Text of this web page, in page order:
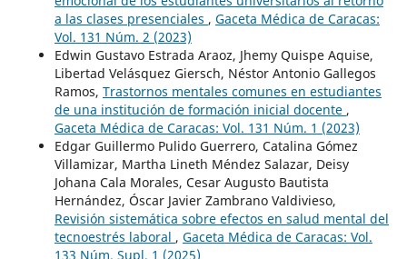
a las clases presenciales , Gaceta Médica de Caracas:
Vol. 131 Núm. 2 (2023)
Edwin Gustavo Estrada Araoz, Jhemy Quispe Aquise,
Libertad Velásquez Giersch, Néstor Antonio Gallegos
Ramos, Trastornos mentales comunes en estudiantes
de una institución de formación inicial docente ,
Gaceta Médica de Caracas: Vol. 131 Núm. 1 (2023)
Edgar Guillermo Pulido Guerrero, Catalina Gómez
Villamizar, Martha Lineth Méndez Salazar, Deisy
Johana Cala Morales, Cesar Augusto Bautista
Hernández, Óscar Javier Zambrano Valdivieso,
Revisión sistemática sobre efectos en salud mental del
tecnoestrés laboral , Gaceta Médica de Caracas: Vol.
133 Núm. Supl. 1 (2025)